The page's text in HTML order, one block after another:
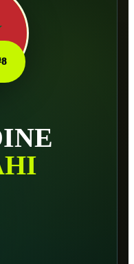
8